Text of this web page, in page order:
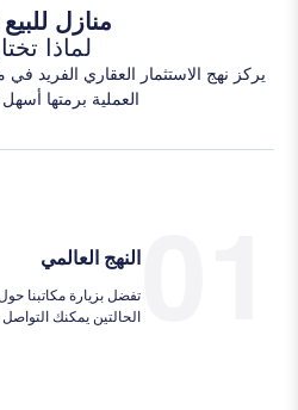
منازل للبيع
لماذا
يركز نهج الاستثمار العقاري الفريد
العملية برمتها
النهج العالمي
تفضل بزيارة مكاتبنا
الحالتين يمكنك